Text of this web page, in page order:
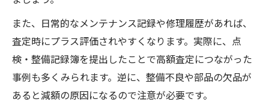
また、日常的なメンテナンス記録や修理履歴があれば、
査定時にプラス評価されやすくなります。実際に、点
検・整備記録簿を提出したことで高額査定につながった
事例も多くみられます。逆に、整備不良や部品の欠品が
あると減額の原因になるので注意が必要です。